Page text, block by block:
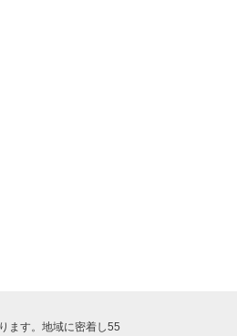
ます。地域に密着し55